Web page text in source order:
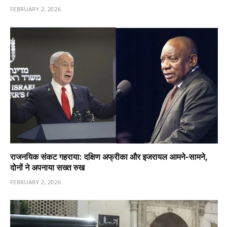
FEBRUARY 2, 2026
राजनयिक संकट गहराया: दक्षिण अफ्रीका और इजरायल आमने-सामने,
दोनों ने अपनाया सख्त रुख
FEBRUARY 2, 2026